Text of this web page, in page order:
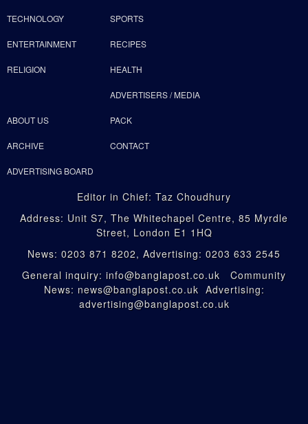
TECHNOLOGY SPORTS
ENTERTAINMENT RECIPES
RELIGION HEALTH
ABOUT US
ADVERTISERS / MEDIA
PACK
ARCHIVE CONTACT
ADVERTISING BOARD
Editor in Chief: Taz Choudhury
Address: Unit S7, The Whitechapel Centre, 85 Myrdle
Street, London E1 1HQ
News: 0203 871 8202, Advertising: 0203 633 2545
General inquiry: info@banglapost.co.uk Community
News: news@banglapost.co.uk Advertising:
advertising@banglapost.co.uk